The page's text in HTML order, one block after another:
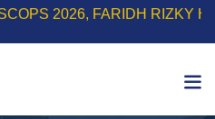
RIZKY HERLINO